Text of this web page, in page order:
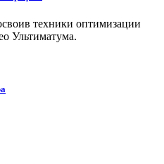
техники оптимизации
Ультиматума.